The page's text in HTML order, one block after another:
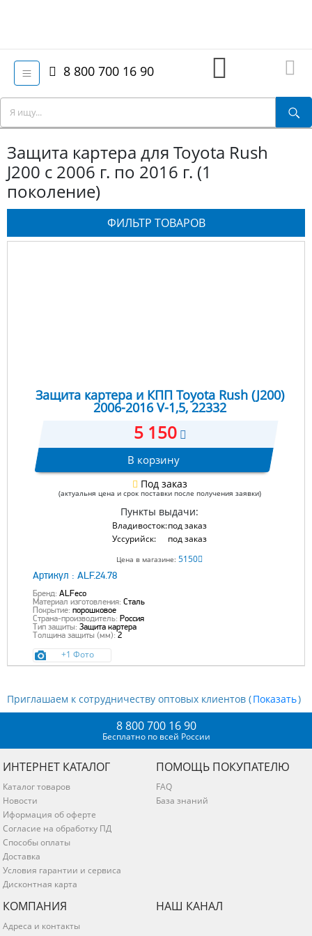
8 800 700 16 90
Защита картера для Toyota Rush
J200 с 2006 г. по 2016 г. (1
поколение)
ФИЛЬТР ТОВАРОВ
Защита картера и КПП Toyota Rush (J200)
2006-2016 V-1,5, 22332
5 150
В корзину
Под заказ
(актуальня цена и срок поставки после получения заявки)
Пункты выдачи:
Владивосток:под заказ
Уссурийск:
под заказ
Цена в магазине: 5150
Артикул : ALF.24.78
Бренд: ALFeco
Материал изготовления: Сталь
Покрытие: порошковое
Страна-производитель: Россия
Тип защиты: Защита картера
Толщина защиты (мм): 2
+1 Фото
Приглашаем к сотрудничеству оптовых клиентов ( )
8 800 700 16 90
Бесплатно по всей России
ИНТЕРНЕТ КАТАЛОГ
Каталог товаров
Новости
Иформация об оферте
Согласие на обработку ПД
Способы оплаты
Доставка
Условия гарантии и сервиса
Дисконтная карта
ПОМОЩЬ ПОКУПАТЕЛЮ
FAQ
База знаний
КОМПАНИЯ
Адреса и контакты
НАШ КАНАЛ